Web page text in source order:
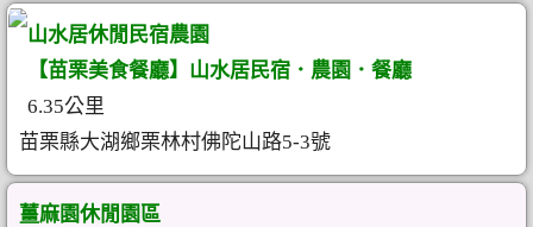
山水居休閒民宿農園
【苗栗美食餐廳】山水居民宿．農園．餐廳
6.35公里
苗栗縣大湖鄉栗林村佛陀山路5-3號
薑麻園休閒園區